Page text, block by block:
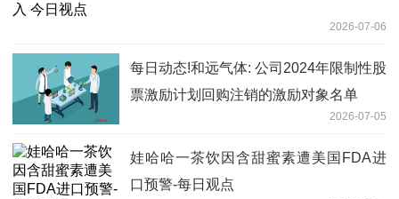
2026-07-06
每日动态!和远气体: 公司2024年限制性股
票激励计划回购注销的激励对象名单
2026-07-05
娃哈哈一茶饮因含甜蜜素遭美国FDA进
口预警-每日观点